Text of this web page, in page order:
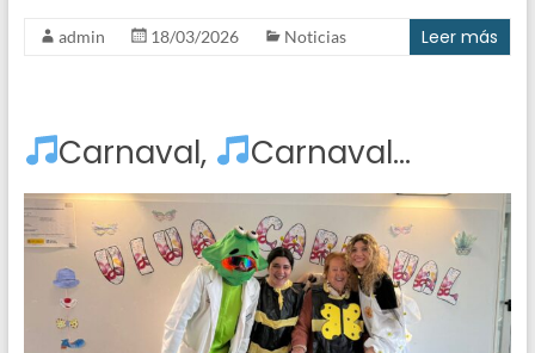
admin 18/03/2026 Noticias Leer más
Carnaval, Carnaval…